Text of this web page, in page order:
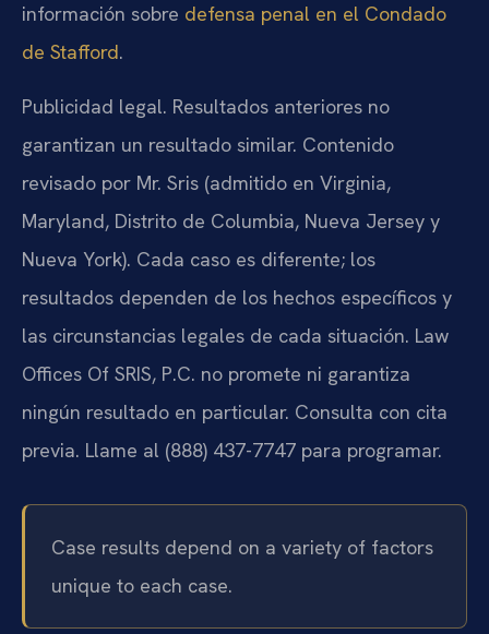
información sobre defensa penal en el Condado
de Stafford.
Publicidad legal. Resultados anteriores no
garantizan un resultado similar. Contenido
revisado por Mr. Sris (admitido en Virginia,
Maryland, Distrito de Columbia, Nueva Jersey y
Nueva York). Cada caso es diferente; los
resultados dependen de los hechos específicos y
las circunstancias legales de cada situación. Law
Offices Of SRIS, P.C. no promete ni garantiza
ningún resultado en particular. Consulta con cita
previa. Llame al (888) 437-7747 para programar.
Case results depend on a variety of factors
unique to each case.